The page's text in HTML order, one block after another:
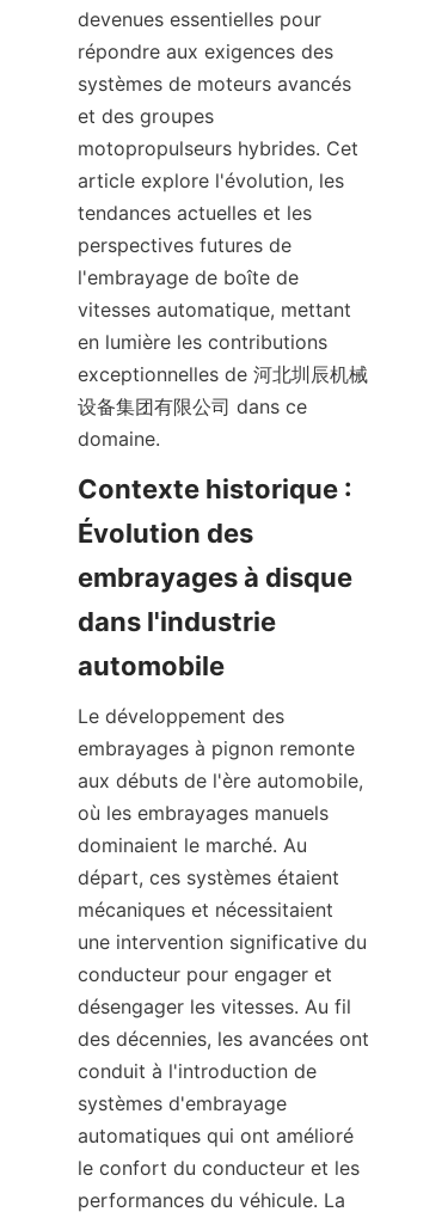
devenues essentielles pour
répondre aux exigences des
systèmes de moteurs avancés
et des groupes
motopropulseurs hybrides. Cet
article explore l'évolution, les
tendances actuelles et les
perspectives futures de
l'embrayage de boîte de
vitesses automatique, mettant
en lumière les contributions
exceptionnelles de 河北圳辰机械
设备集团有限公司 dans ce
domaine.
Contexte historique :
Évolution des
embrayages à disque
dans l'industrie
automobile
Le développement des
embrayages à pignon remonte
aux débuts de l'ère automobile,
où les embrayages manuels
dominaient le marché. Au
départ, ces systèmes étaient
mécaniques et nécessitaient
une intervention significative du
conducteur pour engager et
désengager les vitesses. Au fil
des décennies, les avancées ont
conduit à l'introduction de
systèmes d'embrayage
automatiques qui ont amélioré
le confort du conducteur et les
performances du véhicule. La